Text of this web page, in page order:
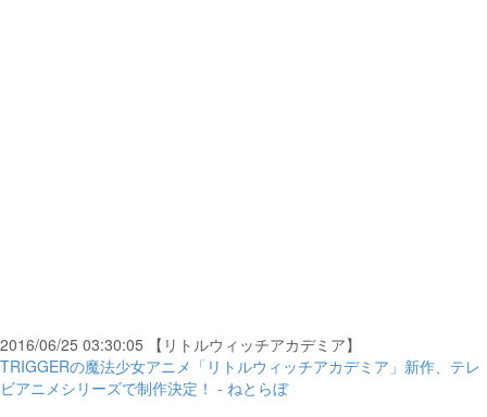
2016/06/25 03:30:05 【リトルウィッチアカデミア】
TRIGGERの魔法少女アニメ「リトルウィッチアカデミア」新作、テレ
ビアニメシリーズで制作決定！ - ねとらぼ